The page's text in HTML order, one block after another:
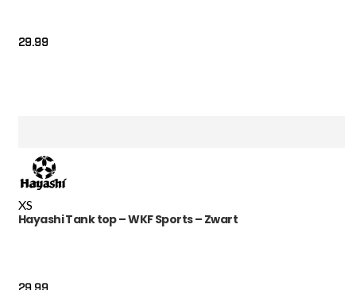
29.99
XS
Hayashi Tank top – WKF Sports – Zwart